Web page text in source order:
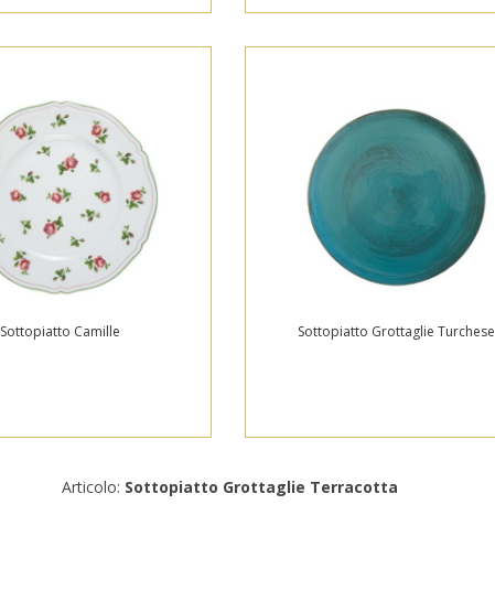
Sottopiatto Camille Sottopiatto Grottaglie Turchese
Articolo: Sottopiatto Grottaglie Terracotta